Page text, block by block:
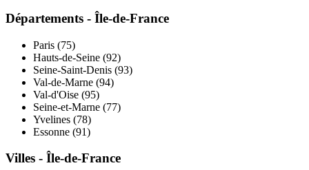
Départements - Île-de-France
Paris (75)
Hauts-de-Seine (92)
Seine-Saint-Denis (93)
Val-de-Marne (94)
Val-d'Oise (95)
Seine-et-Marne (77)
Yvelines (78)
Essonne (91)
Villes - Île-de-France